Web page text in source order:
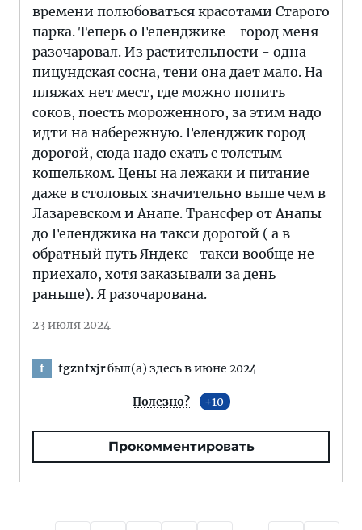
времени полюбоваться красотами Старого
парка. Теперь о Геленджике - город меня
разочаровал. Из растительности - одна
пицундская сосна, тени она дает мало. На
пляжах нет мест, где можно попить
соков, поесть мороженного, за этим надо
идти на набережную. Геленджик город
дорогой, сюда надо ехать с толстым
кошельком. Цены на лежаки и питание
даже в столовых значительно выше чем в
Лазаревском и Анапе. Трансфер от Анапы
до Геленджика на такси дорогой ( а в
обратный путь Яндекс- такси вообще не
приехало, хотя заказывали за день
раньше). Я разочарована.
23 июля 2024
f fgznfxjrбыл(а) здесь в июне 2024
Полезно? 10
Прокомментировать